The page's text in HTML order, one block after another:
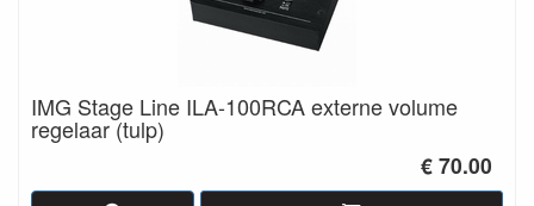
IMG Stage Line ILA-100RCA externe volume
regelaar (tulp)
€ 70.00